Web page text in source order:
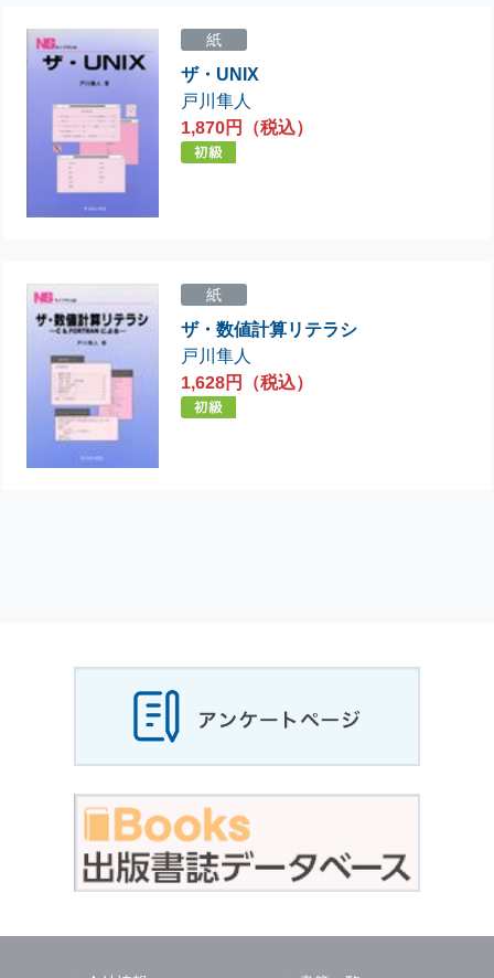
紙
ザ・UNIX
戸川隼人
1,870円（税込）
紙
ザ・数値計算リテラシ
戸川隼人
1,628円（税込）